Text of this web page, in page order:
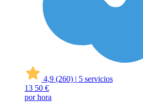
4,9 (260) | 5 servicios
13 50 €
por hora